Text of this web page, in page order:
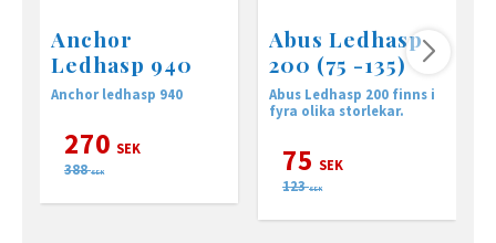
Anchor
Ledhasp 940
Anchor ledhasp 940
270 SEK
388 SEK
Abus Ledhasp
200 (75 -135)
Abus Ledhasp 200 finns i
fyra olika storlekar.
75 SEK
123 SEK